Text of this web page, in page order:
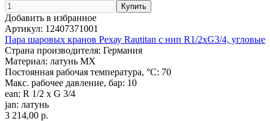
Добавить в избранное
Артикул: 12407371001
Пара шаровых кранов Рехау Rautitan с нип R1/2xG3/4, угловые
Страна производителя: Германия
Материал: латунь MX
Постоянная рабочая температура, °C: 70
Макс. рабочее давление, бар: 10
ean: R 1/2 x G 3/4
jan: латунь
3 214,00 р.